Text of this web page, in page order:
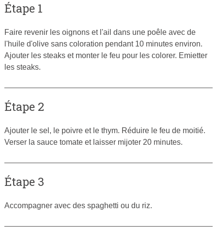
Étape 1
Faire revenir les oignons et l'ail dans une poêle avec de
l'huile d'olive sans coloration pendant 10 minutes environ.
Ajouter les steaks et monter le feu pour les colorer. Emietter
les steaks.
Étape 2
Ajouter le sel, le poivre et le thym. Réduire le feu de moitié.
Verser la sauce tomate et laisser mijoter 20 minutes.
Étape 3
Accompagner avec des spaghetti ou du riz.